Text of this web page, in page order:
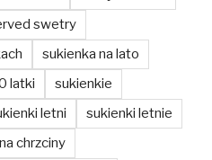
swetry
sukienka na lato
latki
sukienkie
letni
sukienki letnie
chrzciny